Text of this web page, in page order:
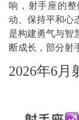
响，射手座的
动、保持平和心
是构建勇气与智
断成长，部分射
2026年6月